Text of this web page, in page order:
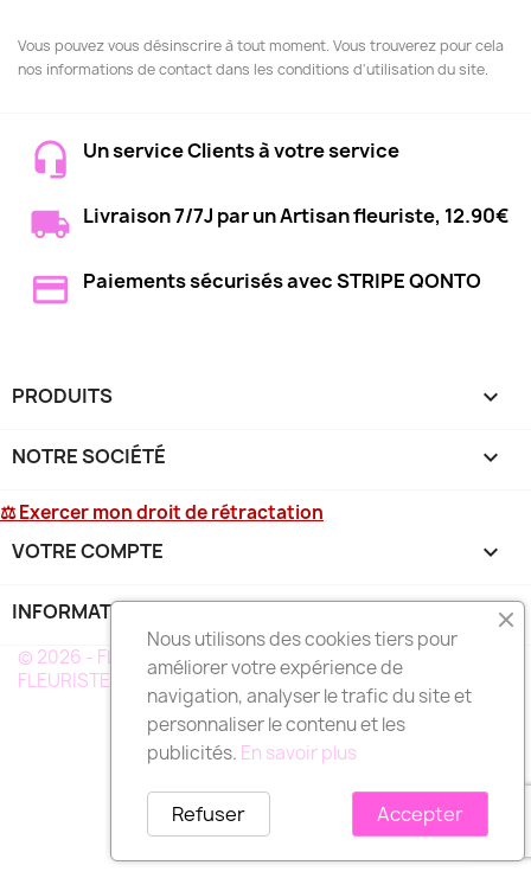
Vous pouvez vous désinscrire à tout moment. Vous trouverez pour cela
nos informations de contact dans les conditions d'utilisation du site.
Un service Clients à votre service
Livraison 7/7J par un Artisan fleuriste, 12.90€
Paiements sécurisés avec STRIPE QONTO
PRODUITS 
NOTRE SOCIÉTÉ 
⚖ Exercer mon droit de rétractation
VOTRE COMPTE 
INFORMATIONS keyboard_arrow_down
© 2026 - FLEURS DEUIL MARTINIQUE - UN RÉSEAU DE
FLEURISTE A VOTRE SERVICE EN MARTINIQUE
Nous utilisons des cookies tiers pour
améliorer votre expérience de
navigation, analyser le trafic du site et
personnaliser le contenu et les
publicités. En savoir plus
Accepter
Refuser